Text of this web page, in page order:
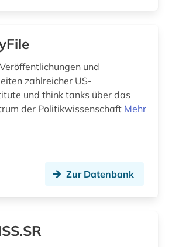
geschichte 1500-1700 (1)
geschichte 1600-1995 (1)
geschichte 1690-1783 (1)
geschichte 1800-1900 (1)
und
zahlreicher US-
und think tanks über das
der Politikwissenschaft Mehr
Zur Datenbank